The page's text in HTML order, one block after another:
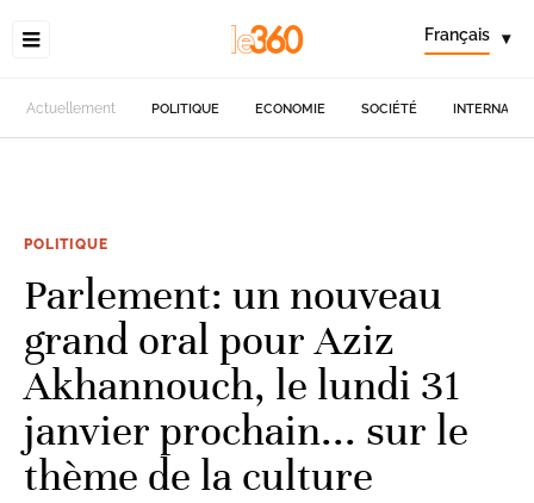
Français ▾
Actuellement POLITIQUE ECONOMIE SOCIÉTÉ
POLITIQUE
Parlement: un nouveau
grand oral pour Aziz
Akhannouch, le lundi 31
janvier prochain... sur le
thème de la culture